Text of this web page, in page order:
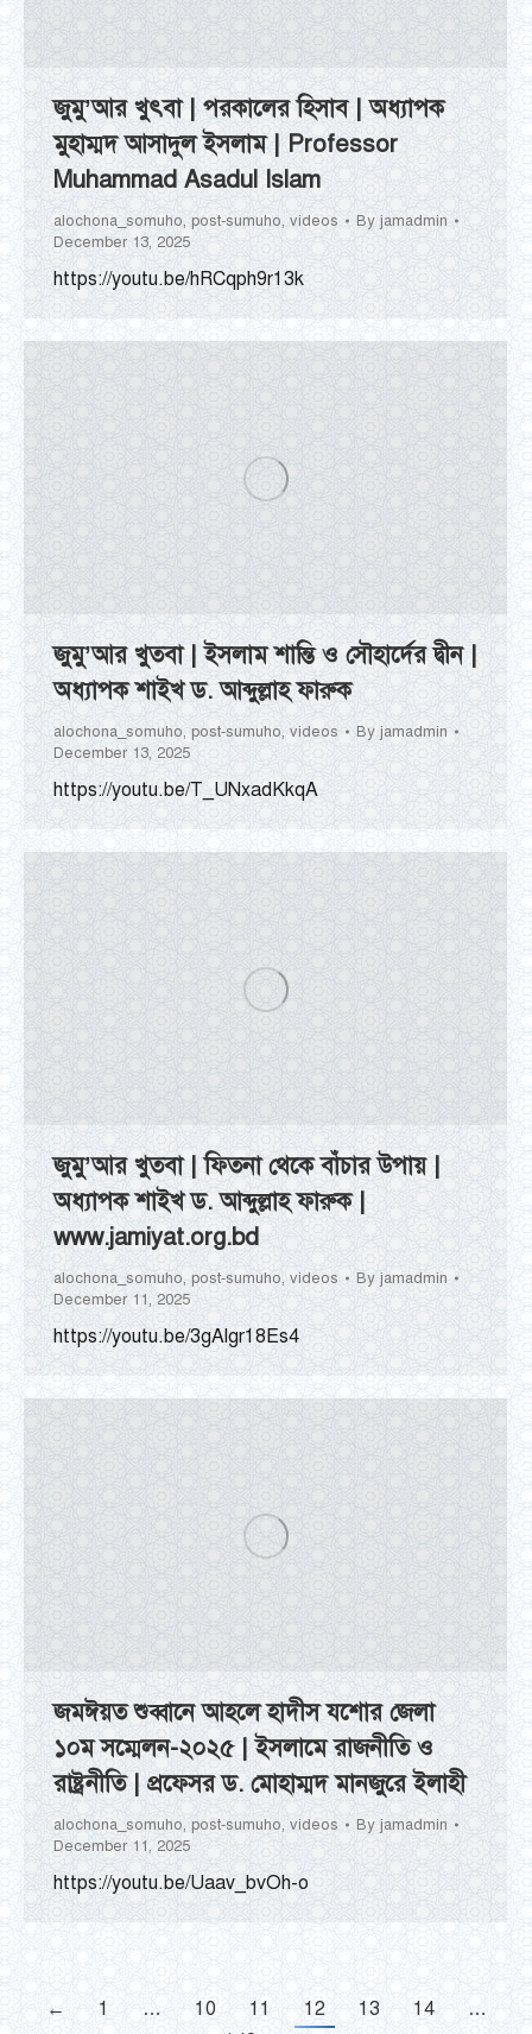
জুমু’আর খুৎবা | পরকালের হিসাব | অধ্যাপক
মুহাম্মদ আসাদুল ইসলাম | Professor
Muhammad Asadul Islam
alochona_somuho, post-sumuho, videos By jamadmin
December 13, 2025
https://youtu.be/hRCqph9r13k
জুমু’আর খুতবা | ইসলাম শান্তি ও সৌহার্দের দ্বীন |
অধ্যাপক শাইখ ড. আব্দুল্লাহ ফারুক
alochona_somuho, post-sumuho, videos By jamadmin
December 13, 2025
https://youtu.be/T_UNxadKkqA
জুমু’আর খুতবা | ফিতনা থেকে বাঁচার উপায় |
অধ্যাপক শাইখ ড. আব্দুল্লাহ ফারুক |
www.jamiyat.org.bd
alochona_somuho, post-sumuho, videos By jamadmin
December 11, 2025
https://youtu.be/3gAlgr18Es4
জমঈয়ত শুব্বানে আহলে হাদীস যশোর জেলা
১০ম সম্মেলন-২০২৫ | ইসলামে রাজনীতি ও
রাষ্ট্রনীতি | প্রফেসর ড. মোহাম্মদ মানজুরে ইলাহী
alochona_somuho, post-sumuho, videos By jamadmin
December 11, 2025
https://youtu.be/Uaav_bvOh-o
← 1 … 10 11 12 13 14
…